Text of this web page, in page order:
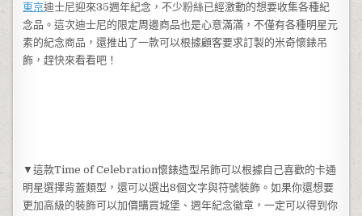
東京迪士尼迎來35週年紀念，不少粉絲已經激動的想要收集各種紀
念品。這次迪士尼的限定周邊商品也是心意滿滿，不僅有各種明星元
素的紀念商品，還推出了一款可以根據顧客要求訂製的米奇懷錶吊
飾，趕快來看看吧！
▼這款Time of Celebration懷錶造型吊飾可以根據自己喜歡的卡通
明星選擇背蓋類型，還可以選出8個文字與符號裝飾。如果你還想要
更加高級的裝飾可以加價購買城堡、週年紀念徽章，一定可以得到你